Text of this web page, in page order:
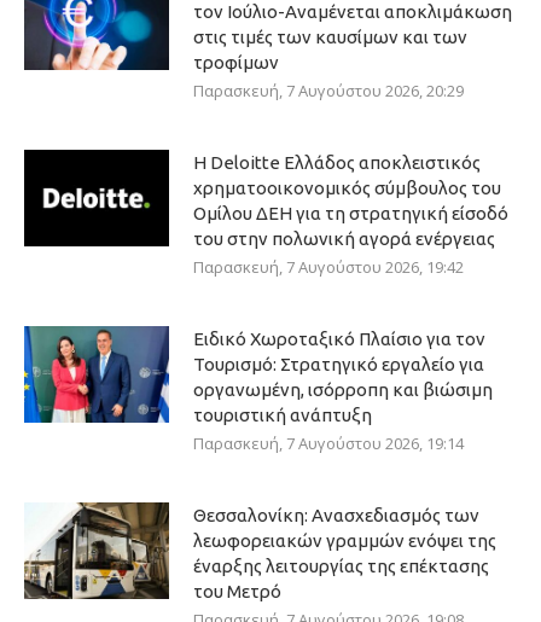
τον Ιούλιο-Αναμένεται αποκλιμάκωση
στις τιμές των καυσίμων και των
τροφίμων
Παρασκευή, 7 Αυγούστου 2026, 20:29
Η Deloitte Ελλάδος αποκλειστικός
χρηματοοικονομικός σύμβουλος του
Ομίλου ΔΕΗ για τη στρατηγική είσοδό
του στην πολωνική αγορά ενέργειας
Παρασκευή, 7 Αυγούστου 2026, 19:42
Ειδικό Χωροταξικό Πλαίσιο για τον
Τουρισμό: Στρατηγικό εργαλείο για
οργανωμένη, ισόρροπη και βιώσιμη
τουριστική ανάπτυξη
Παρασκευή, 7 Αυγούστου 2026, 19:14
Θεσσαλονίκη: Ανασχεδιασμός των
λεωφορειακών γραμμών ενόψει της
έναρξης λειτουργίας της επέκτασης
του Μετρό